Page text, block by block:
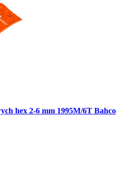
hex 2-6 mm 1995M/6T Bahco